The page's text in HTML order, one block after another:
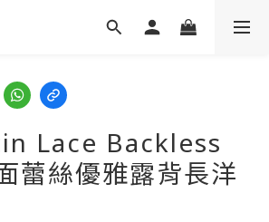
Lace Backless
蕾絲優雅露背長洋